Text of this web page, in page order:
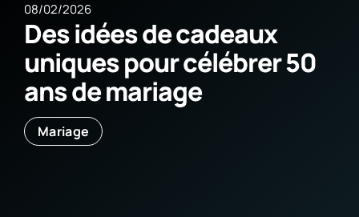
08/02/2026
Des idées de cadeaux
uniques pour célébrer 50
ans de mariage
Mariage